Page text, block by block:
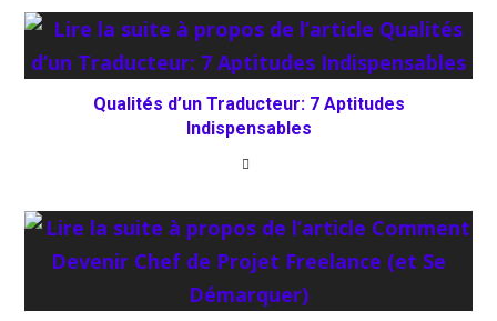
Qualités d’un Traducteur: 7 Aptitudes
Indispensables